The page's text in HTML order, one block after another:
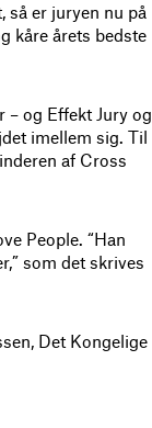
så er juryen nu på
kåre årets bedste
– og Effekt Jury og
imellem sig. Til
af Cross
People. “Han
som det skrives
Det Kongelige